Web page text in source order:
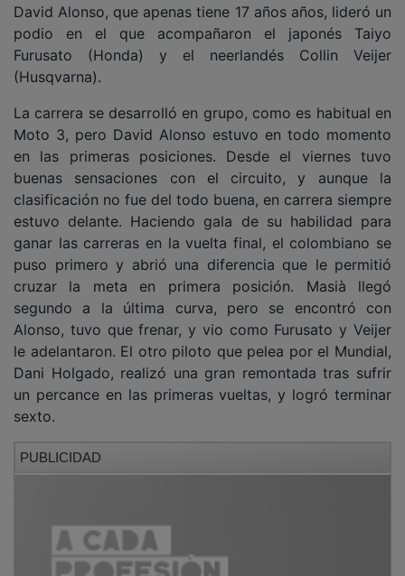
podio en el que acompañaron el japonés Taiyo
Furusato (Honda) y el neerlandés Collin Veijer
(Husqvarna).
Moto 3, pero David Alonso estuvo en todo momento
en las primeras posiciones. Desde el viernes tuvo
buenas sensaciones con el circuito, y aunque la
clasificación no fue del todo buena, en carrera siempre
estuvo delante. Haciendo gala de su habilidad para
ganar las carreras en la vuelta final, el colombiano se
puso primero y abrió una diferencia que le permitió
cruzar la meta en primera posición. Masià llegó
segundo a la última curva, pero se encontró con
Alonso, tuvo que frenar, y vio como Furusato y Veijer
le adelantaron. El otro piloto que pelea por el Mundial,
Dani Holgado, realizó una gran remontada tras sufrir
un percance en las primeras vueltas, y logró terminar
sexto.